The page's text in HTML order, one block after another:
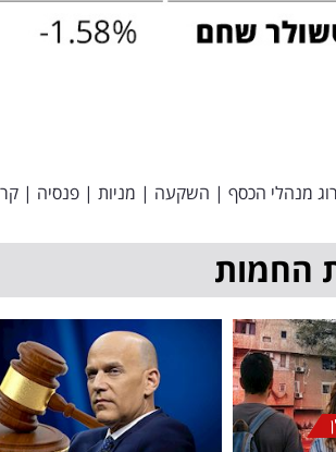
מנהלי הכסף | השקעה | מניות | פנסיה |
החמות